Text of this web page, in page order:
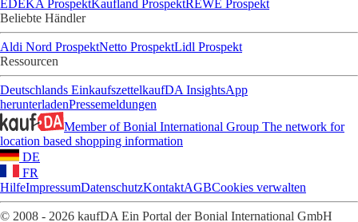
EDEKA ProspektKaufland ProspektREWE Prospekt
Beliebte Händler
Aldi Nord ProspektNetto ProspektLidl Prospekt
Ressourcen
Deutschlands EinkaufszettelkaufDA InsightsApp
herunterladenPressemeldungen
Member of Bonial International Group The network for
location based shopping information
DE
FR
HilfeImpressumDatenschutzKontaktAGBCookies verwalten
© 2008 - 2026 kaufDA Ein Portal der Bonial International GmbH